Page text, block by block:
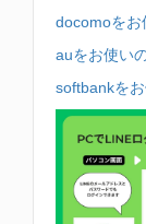
docomoをお
auをお使い
softbankを